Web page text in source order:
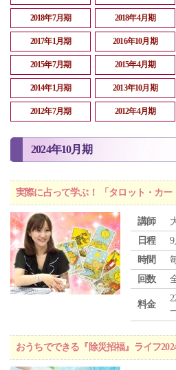
2018年7月期 2018年4月期
2017年1月期 2016年10月期
2015年7月期 2015年4月期
2014年1月期 2013年10月期
2012年7月期 2012年4月期
2024年10月期
実際に占って学ぶ！ 「タロット・カー
講師
日程
9
時間
回数
料金
おうちでできる『除災招福』ライフ2024